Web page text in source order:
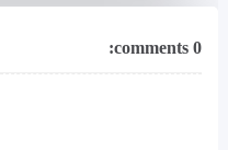
0 comments: